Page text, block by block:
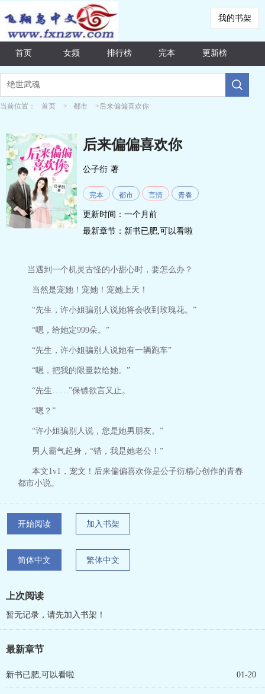
我的书架
首页 女频 排行榜 完本 更新榜
当前位置： 首页 > 都市 >后来偏偏喜欢你
后来偏偏喜欢你
公子衍 著
完本 都市 言情 青春
更新时间：一个月前
最新章节： 新书已肥,可以看啦
当遇到一个机灵古怪的小甜心时，要怎么办？
当然是宠她！宠她！宠她上天！
“先生，许小姐骗别人说她将会收到玫瑰花。”
“嗯，给她定999朵。”
“先生，许小姐骗别人说她有一辆跑车”
“嗯，把我的限量款给她。”
“先生……”保镖欲言又止。
“嗯？”
“许小姐骗别人说，您是她男朋友。”
男人霸气起身，“错，我是她老公！”
本文1v1，宠文！后来偏偏喜欢你是公子衍精心创作的青春
都市小说。
开始阅读 加入书架
简体中文 繁体中文
上次阅读
暂无记录，请先加入书架！
最新章节
新书已肥,可以看啦 01-20